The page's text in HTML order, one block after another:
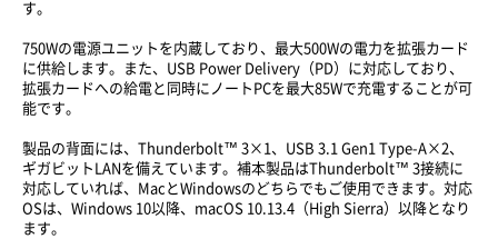
す。
750Wの電源ユニットを内蔵しており、最大500Wの電力を拡張カード
に供給します。また、USB Power Delivery（PD）に対応しており、
拡張カードへの給電と同時にノートPCを最大85Wで充電することが可
能です。
製品の背面には、Thunderbolt™ 3×1、USB 3.1 Gen1 Type-A×2、
ギガビットLANを備えています。補本製品はThunderbolt™ 3接続に
対応していれば、MacとWindowsのどちらでもご使用できます。対応
OSは、Windows 10以降、macOS 10.13.4（High Sierra）以降となり
ます。